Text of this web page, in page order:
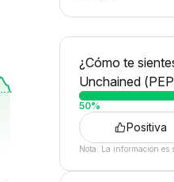
¿Cómo te
Unchained
50%
Positiva
Nota: La información es